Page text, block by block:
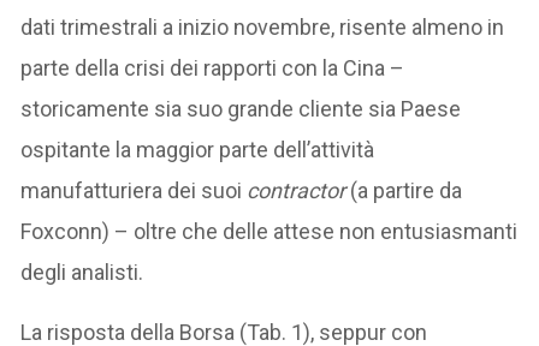
dati trimestrali a inizio novembre, risente almeno in
parte della crisi dei rapporti con la Cina –
storicamente sia suo grande cliente sia Paese
ospitante la maggior parte dell’attività
manufatturiera dei suoi contractor(a partire da
Foxconn) – oltre che delle attese non entusiasmanti
degli analisti.
La risposta della Borsa (Tab. 1), seppur con